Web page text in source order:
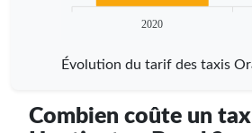
2020
Évolution du tarif des taxis
Combien coûte un